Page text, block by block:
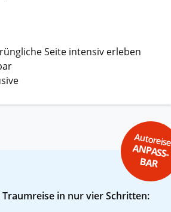
Seite intensiv erleben
ANPASS-
BAR
Traumreise in nur vier Schritten: